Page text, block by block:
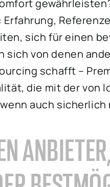
sich für einen
von denen
schafft –
die mit der von
auch